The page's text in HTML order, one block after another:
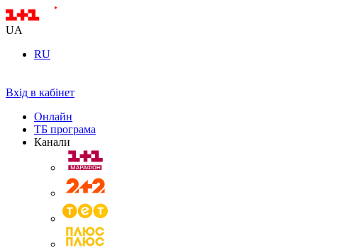
UA
RU
Вхід в кабінет
Онлайн
ТБ програма
Канали